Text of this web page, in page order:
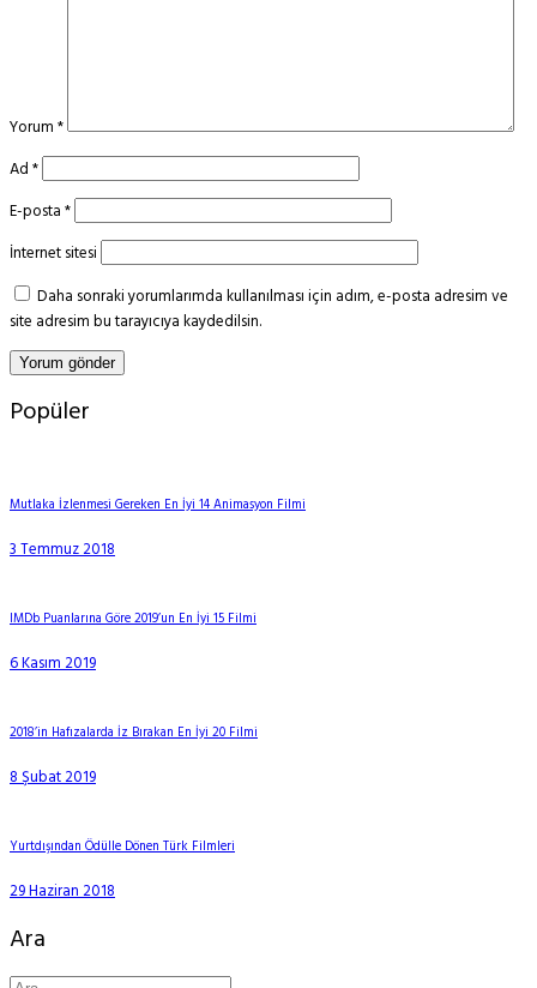
Yorum*
Ad*
E-posta*
İnternet sitesi
Daha sonraki yorumlarımda kullanılması için adım, e-posta adresim ve
site adresim bu tarayıcıya kaydedilsin.
Popüler
Mutlaka İzlenmesi Gereken En İyi 14 Animasyon Filmi
3 Temmuz 2018
IMDb Puanlarına Göre 2019’un En İyi 15 Filmi
6 Kasım 2019
2018’in Hafızalarda İz Bırakan En İyi 20 Filmi
8 Şubat 2019
Yurtdışından Ödülle Dönen Türk Filmleri
29 Haziran 2018
Ara